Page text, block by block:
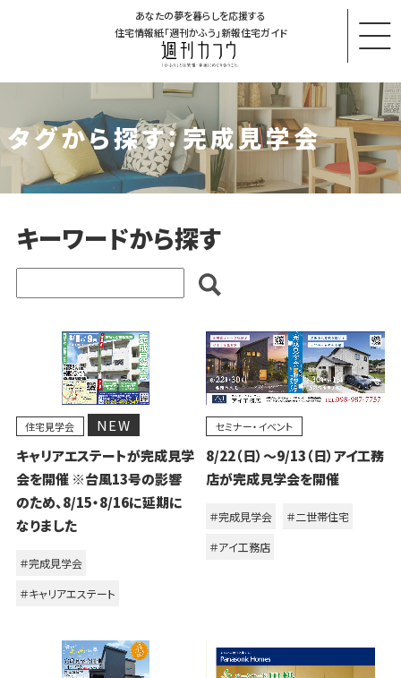
あなたの夢を暮らしを応援する
住宅情報紙「週刊かふう」新報住宅ガイド
タグから探す：完成見学会
キーワードから探す
住宅見学会
NEW
キャリアエステートが完成見学
会を開催 ※台風13号の影響
のため、8/15・8/16に延期に
なりました
＃完成見学会
＃キャリアエステート
セミナー・イベント
8/22（日）～9/13（日）アイ工務
店が完成見学会を開催
＃完成見学会
＃二世帯住宅
＃アイ工務店